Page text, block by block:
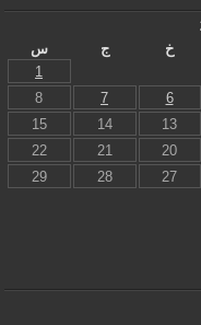
خ ج
س
1
6
7
8
13
14
15
20
21
22
27
28
29